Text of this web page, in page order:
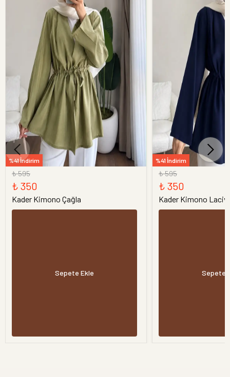
%41 İndirim
₺ 595
₺ 350
Kader Kimono Çağla
Sepete Ekle
%41 İndirim
₺ 595
₺ 350
Kader Kimono
Sepete